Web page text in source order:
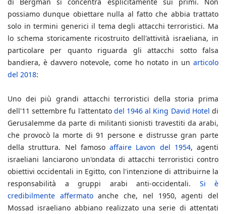
possiamo dunque obiettare nulla al fatto che abbia trattato
solo in termini generici il tema degli attacchi terroristici. Ma
lo schema storicamente ricostruito dell'attività israeliana, in
particolare per quanto riguarda gli attacchi sotto falsa
bandiera, è davvero notevole, come ho notato in un articolo
del 2018:
Uno dei più grandi attacchi terroristici della storia prima
dell'11 settembre fu l'attentato del 1946 al King David Hotel di
Gerusalemme da parte di militanti sionisti travestiti da arabi,
che provocò la morte di 91 persone e distrusse gran parte
della struttura. Nel famoso affaire Lavon del 1954, agenti
israeliani lanciarono un'ondata di attacchi terroristici contro
obiettivi occidentali in Egitto, con l'intenzione di attribuirne la
responsabilità a gruppi arabi anti-occidentali. Si è
credibilmente affermatoanche che, nel 1950, agenti del
Mossad israeliano abbiano realizzato una serie di attentati